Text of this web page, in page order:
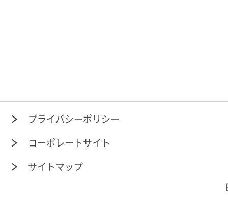
プライバシーポリシー
コーポレートサイト
サイトマップ